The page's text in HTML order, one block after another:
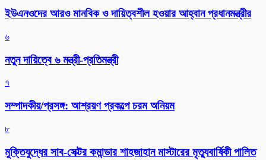
ইউএনওদের আরও মানবিক ও দায়িত্বশীল হওয়ার আহ্বান প্রধানমন্ত্রীর
৬
নতুন দায়িত্বে ৬ মন্ত্রী-প্রতিমন্ত্রী
৭
সম্পাদকীয়/প্রসঙ্গ: আশ্রয়ণ প্রকল্পে চরম অনিয়ম
৮
মুক্তিযুদ্ধের সাব-সেক্টর কমান্ডার শাহজাহান মাস্টারের মৃত্যুবার্ষিকী পালিত